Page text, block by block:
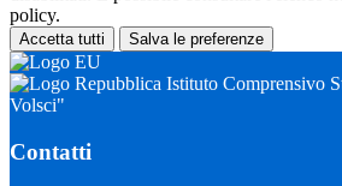
policy.
Accetta tutti Salva le preferenze
Istituto Comprensivo
Volsci"
Contatti